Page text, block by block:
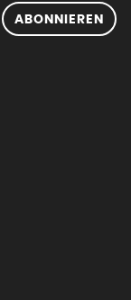
ABONNIEREN